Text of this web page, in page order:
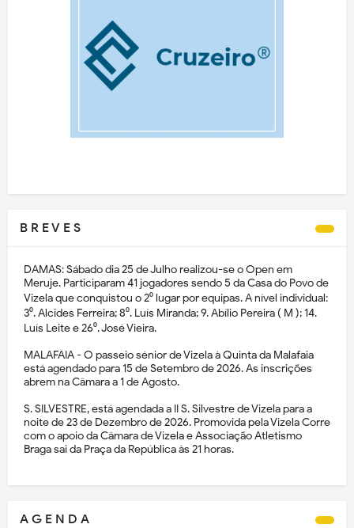
B R E V E S
DAMAS: Sábado dia 25 de Julho realizou-se o Open em
Meruje. Participaram 41 jogadores sendo 5 da Casa do Povo de
Vizela que conquistou o 2⁰ lugar por equipas. A nível individual:
3⁰. Alcides Ferreira; 8⁰. Luís Miranda; 9. Abílio Pereira ( M ); 14.
Luís Leite e 26⁰. José Vieira.
MALAFAIA - O passeio sénior de Vizela à Quinta da Malafaia
está agendado para 15 de Setembro de 2026. As inscrições
abrem na Câmara a 1 de Agosto.
S. SILVESTRE, está agendada a II S. Silvestre de Vizela para a
noite de 23 de Dezembro de 2026. Promovida pela Vizela Corre
com o apoio da Câmara de Vizela e Associação Atletismo
Braga sai da Praça da República às 21 horas.
A G E N D A